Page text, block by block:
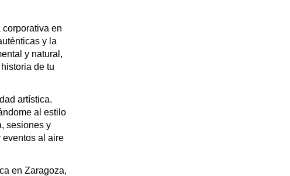
corporativa en
y la
y natural ,
de tu
artística.
al estilo
sesiones y
al aire
en Zaragoza,